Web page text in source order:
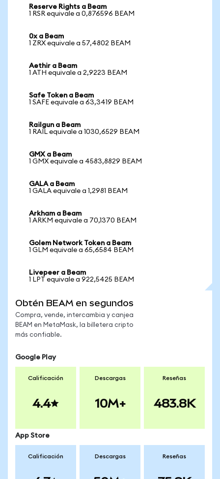
Reserve Rights a Beam
1 RSR equivale a 0,876596 BEAM
0x a Beam
1 ZRX equivale a 57,4802 BEAM
Aethir a Beam
1 ATH equivale a 2,9223 BEAM
Safe Token a Beam
1 SAFE equivale a 63,3419 BEAM
Railgun a Beam
1 RAIL equivale a 1030,6529 BEAM
GMX a Beam
1 GMX equivale a 4583,8829 BEAM
GALA a Beam
1 GALA equivale a 1,2981 BEAM
Arkham a Beam
1 ARKM equivale a 70,1370 BEAM
Golem Network Token a Beam
1 GLM equivale a 65,6584 BEAM
Livepeer a Beam
1 LPT equivale a 922,5425 BEAM
Obtén BEAM en segundos
Compra, vende, intercambia y canjea
BEAM en MetaMask, la billetera cripto
más confiable.
Google Play
Calificación
4.4
Descargas
10M+
Reseñas
483.8K
App Store
Calificación Descargas Reseñas